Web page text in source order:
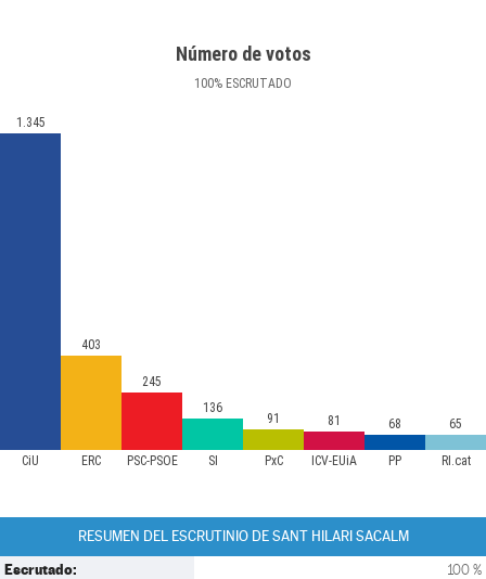
Número de votos
100% ESCRUTADO
CiU ERC PSC-PSOE SI PxC ICV-EUiA PP RI.cat
1.345
403
245
136
91 81 68 65
RESUMEN DEL ESCRUTINIO DE SANT HILARI SACALM
Escrutado: 100 %